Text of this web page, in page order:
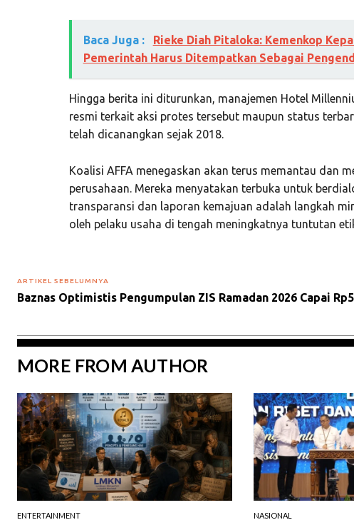
Baca Juga :
Rieke Diah Pitaloka: Kemenkop
Pemerintah Harus Ditempatkan Sebagai
Hingga berita ini diturunkan, manajemen Hotel
resmi terkait aksi protes tersebut maupun status
telah dicanangkan sejak 2018.
Koalisi AFFA menegaskan akan terus memantau dan
perusahaan. Mereka menyatakan terbuka untuk
transparansi dan laporan kemajuan adalah langkah
oleh pelaku usaha di tengah meningkatnya tuntutan
ARTIKEL SEBELUMNYA
Baznas Optimistis Pengumpulan ZIS Ramadan 2026 Capai
MORE FROM AUTHOR
ENTERTAINMENT NASIONAL